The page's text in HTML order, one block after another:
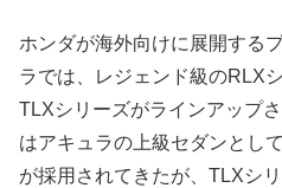
ホンダが海外向けに展開する
ラでは、レジェンド級のRLX
TLXシリーズがラインアップ
はアキュラの上級セダンとし
が採用されてきたが、TLXシ